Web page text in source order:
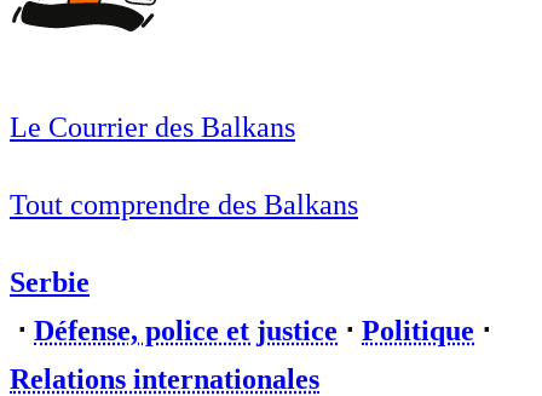
Le Courrier des Balkans
Tout comprendre des Balkans
Serbie
⋅ Défense, police et justice ⋅ Politique ⋅
Relations internationales